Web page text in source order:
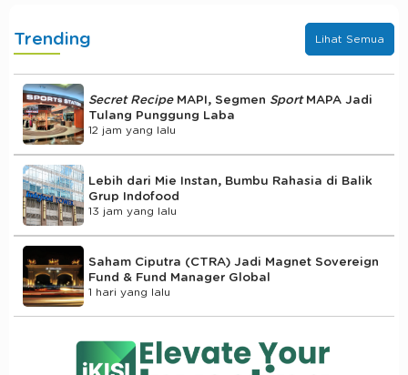
Trending Lihat Semua
Secret RecipeMAPI, Segmen Sport MAPA Jadi
Tulang Punggung Laba
12 jam yang lalu
Lebih dari Mie Instan, Bumbu Rahasia di Balik
Grup Indofood
13 jam yang lalu
Saham Ciputra (CTRA) Jadi Magnet Sovereign
Fund & Fund Manager Global
1 hari yang lalu